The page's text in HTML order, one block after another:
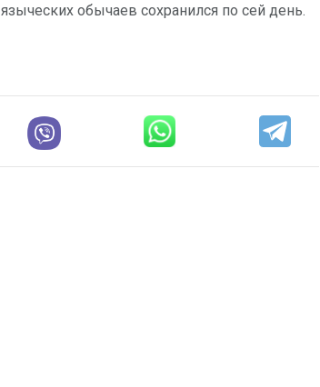
языческих обычаев сохранился по сей день.